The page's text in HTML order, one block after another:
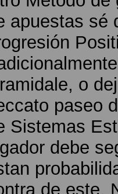
apuestas sé
o
paseo
Sistemas
debe
de este.